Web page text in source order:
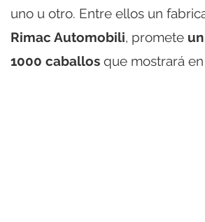
uno u otro. Entre ellos un
Rimac Automobili, promete
1000 caballos que mostrará